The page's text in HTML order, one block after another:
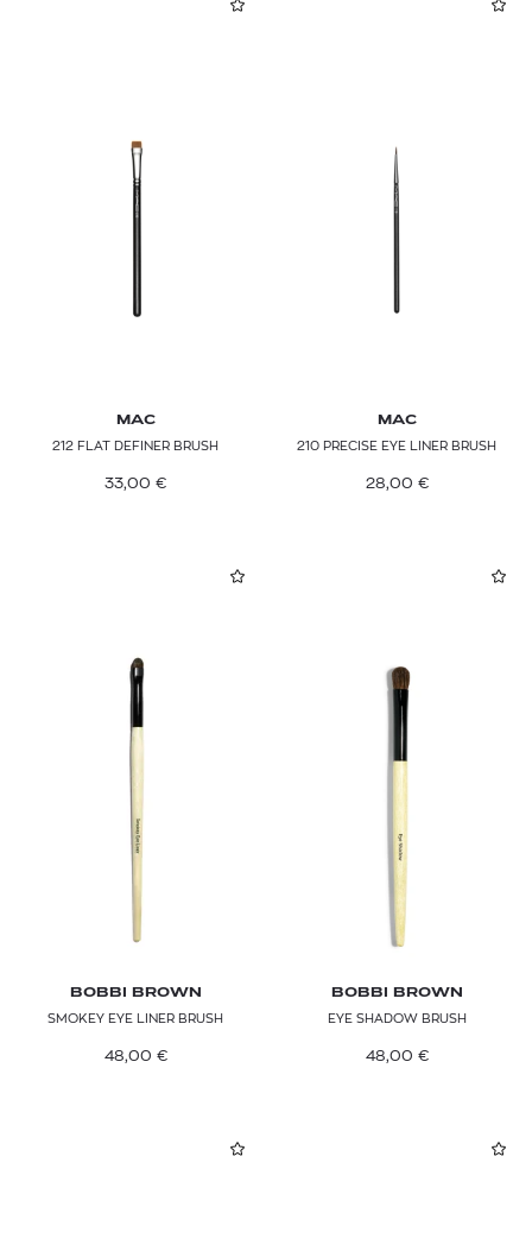
MAC
212 FLAT DEFINER BRUSH
33,00 €
MAC
210 PRECISE EYE LINER BRUSH
28,00 €
BOBBI BROWN
SMOKEY EYE LINER BRUSH
48,00 €
BOBBI BROWN
EYE SHADOW BRUSH
48,00 €